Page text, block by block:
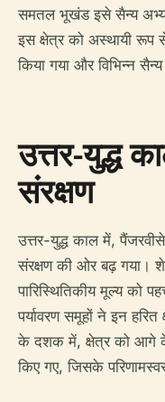
समतल भूखंड इसे सैन्य
इस क्षेत्र को अस्थायी रूप
किया गया और विभिन्न
उत्तर-युद्ध
संरक्षण
उत्तर-युद्ध काल में, पैंजरवीसे
संरक्षण की ओर बढ़ गया।
पारिस्थितिकीय मूल्य को
पर्यावरण समूहों ने इन
के दशक में, क्षेत्र को आगे
किए गए, जिसके